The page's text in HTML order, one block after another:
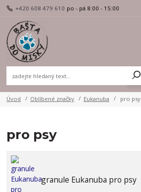
+420 608 479 610 po - pá 8:00 - 15:00
Úvod Oblíbené značky Eukanuba pro psy
pro psy
granule Eukanuba pro psy